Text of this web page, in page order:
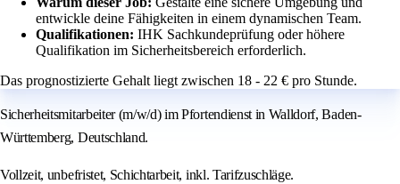
entwickle deine Fähigkeiten in einem dynamischen Team.
Qualifikationen: IHK Sachkundeprüfung oder höhere
Qualifikation im Sicherheitsbereich erforderlich.
Das prognostizierte Gehalt liegt zwischen 18 - 22 € pro Stunde.
Sicherheitsmitarbeiter (m/w/d) im Pfortendienst in Walldorf, Baden-
Württemberg, Deutschland.
Vollzeit, unbefristet, Schichtarbeit, inkl. Tarifzuschläge.